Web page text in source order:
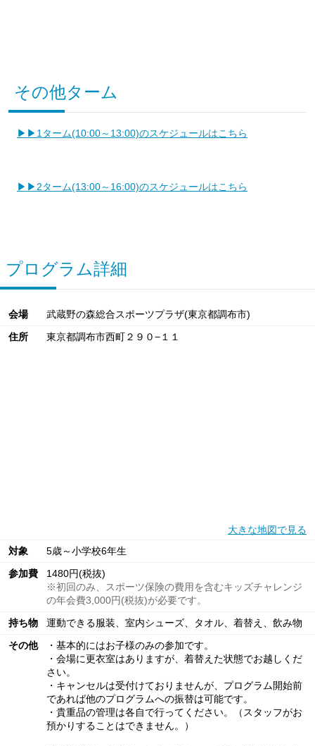
その他ターム
▶▶1ターム(10:00～13:00)のスケジュールはこちら
▶▶2ターム(13:00～16:00)のスケジュールはこちら
プログラム詳細
会場
武蔵野の森総合スポーツプラザ(東京都調布市)
住所
東京都調布市西町２９０−１１
大きな地図で見る
対象
5歳～小学校6年生
参加費
1480円(税抜)
※初回のみ、スポーツ保険の費用を含むキッズチャレンジ
の年会費3,000円(税抜)が必要です。
持ち物
運動できる服装、室内シューズ、タオル、着替え、飲み物
その他
・基本的にはお子様のみの参加です。
・会場に更衣室はありますが、着替えた状態でお越しくだ
さい。
・キャンセルは受付けておりませんが、プログラム開始前
であれば他のプログラムへの振替は可能です。
・貴重品の管理は各自で行ってください。（スタッフがお
預かりすることはできません。）